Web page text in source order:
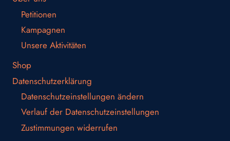
Petitionen
Kampagnen
Unsere Aktivitäten
Shop
Datenschutzerklärung
Datenschutzeinstellungen ändern
Verlauf der Datenschutzeinstellungen
Zustimmungen widerrufen